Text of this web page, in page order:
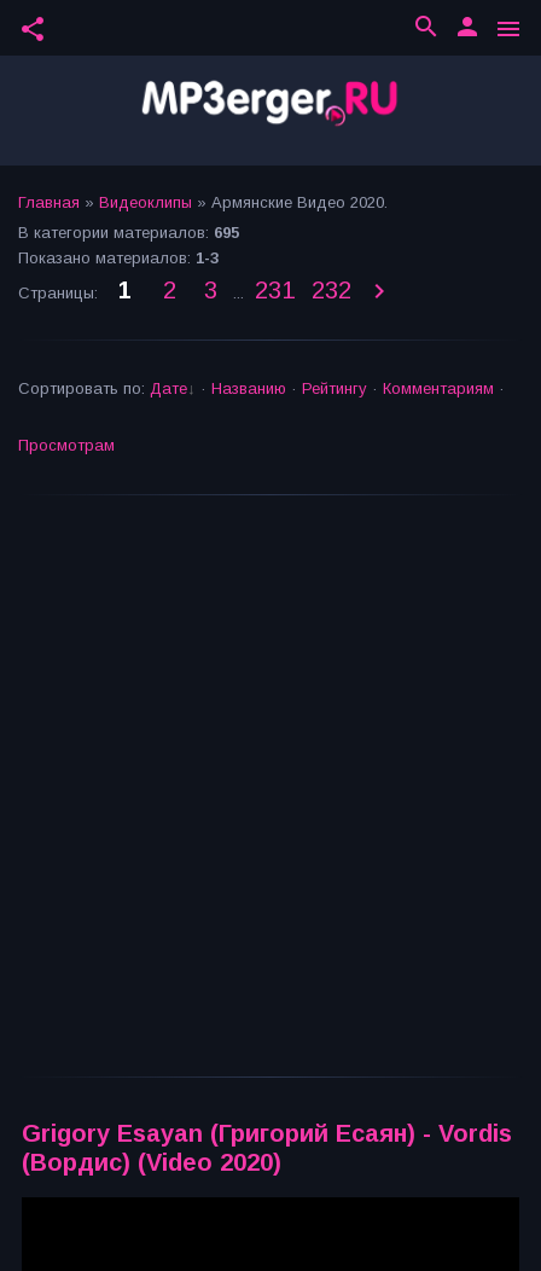
share menu
person
search
Главная » Видеоклипы » Армянские Видео 2020.
В категории материалов: 695
Показано материалов: 1-3
Страницы: 1 2 3 ... 231 232
Сортировать по: Дате · Названию · Рейтингу · Комментариям ·
Просмотрам
Grigory Esayan (Григорий Есаян) - Vordis
(Вордис) (Video 2020)